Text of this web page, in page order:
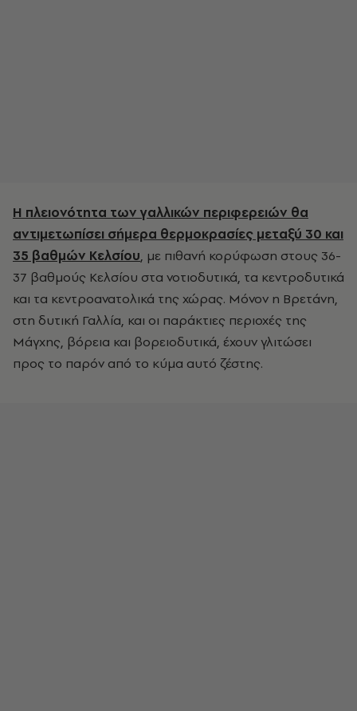
Η πλειονότητα των γαλλικών περιφερειών θα
αντιμετωπίσει σήμερα θερμοκρασίες μεταξύ 30 και
35 βαθμών Κελσίου, με πιθανή κορύφωση στους 36-
37 βαθμούς Κελσίου στα νοτιοδυτικά, τα κεντροδυτικά
και τα κεντροανατολικά της χώρας. Μόνον η Βρετάνη,
στη δυτική Γαλλία, και οι παράκτιες περιοχές της
Μάγχης, βόρεια και βορειοδυτικά, έχουν γλιτώσει
προς το παρόν από το κύμα αυτό ζέστης.